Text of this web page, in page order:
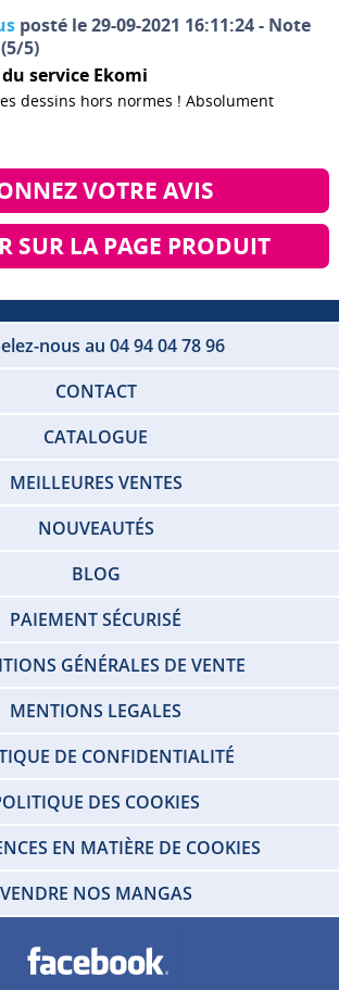
posté le 29-09-2021 16:11:24 - Note
(5/5)
service Ekomi
dessins hors normes ! Absolument
VOTRE AVIS
SUR LA PAGE PRODUIT
nous au 04 94 04 78 96
CONTACT
CATALOGUE
MEILLEURES VENTES
NOUVEAUTÉS
BLOG
PAIEMENT SÉCURISÉ
GÉNÉRALES DE VENTE
MENTIONS LEGALES
DE CONFIDENTIALITÉ
DES COOKIES
EN MATIÈRE DE COOKIES
VENDRE NOS MANGAS